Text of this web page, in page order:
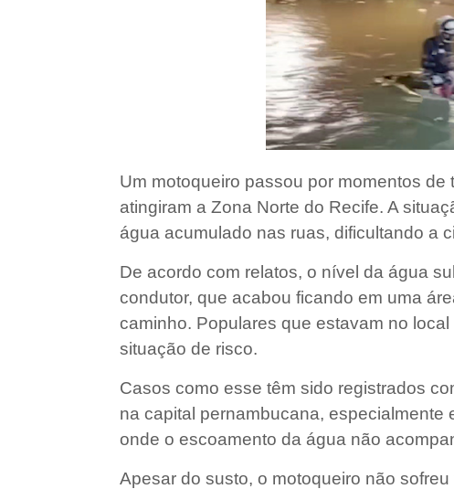
Um motoqueiro passou por momentos
atingiram a Zona Norte do Recife. A
água acumulado nas ruas, dificultando a
De acordo com relatos, o nível da água
condutor, que acabou ficando em uma
caminho. Populares que estavam no
situação de risco.
Casos como esse têm sido registrados
na capital pernambucana,
onde o escoamento da água não
Apesar do susto, o motoqueiro não